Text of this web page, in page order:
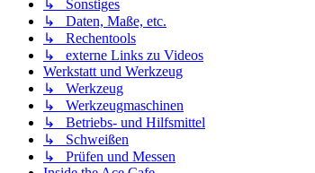
↳ Sonstiges
↳ Daten, Maße, etc.
↳ Rechentools
↳ externe Links zu Videos
Werkstatt und Werkzeug
↳ Werkzeug
↳ Werkzeugmaschinen
↳ Betriebs- und Hilfsmittel
↳ Schweißen
↳ Prüfen und Messen